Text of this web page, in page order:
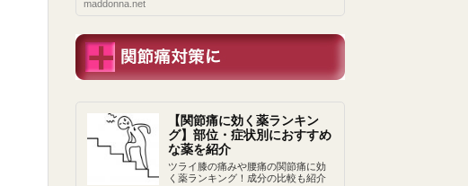
maddonna.net
【関節痛に効く薬ランキン
グ】部位・症状別におすすめ
な薬を紹介
ツライ膝の痛みや腰痛の関節痛に効
く薬ランキング！成分の比較も紹介